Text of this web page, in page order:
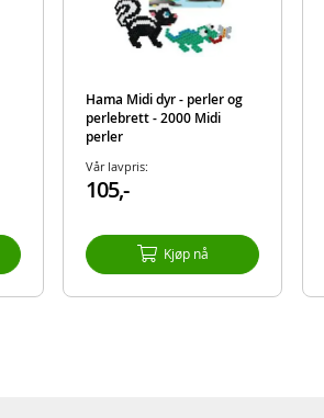
Hama Midi dyr - perler og
perlebrett - 2000 Midi
perler
Vår lavpris:
105,-
Kjøp nå